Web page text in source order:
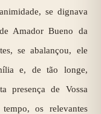
se dignava
Amador Bueno da
se abalançou, ele
e, de tão longe,
presença de Vossa
os relevantes